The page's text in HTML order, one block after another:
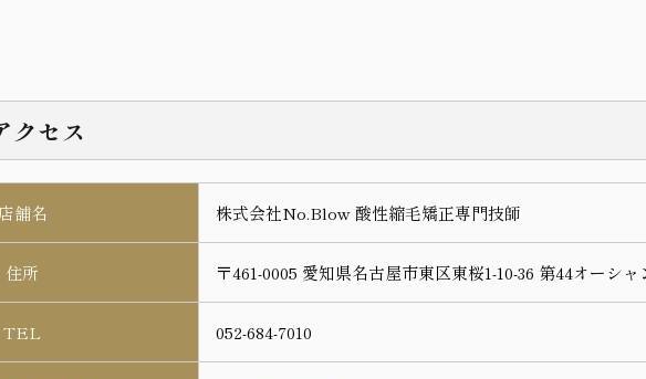
クセス
店舗名 株式会社No.Blow 酸性縮毛矯正専門技師
住所 〒461-0005 愛知県名古屋市東区東桜1-10-36 第44オーシ
TEL 052-684-7010